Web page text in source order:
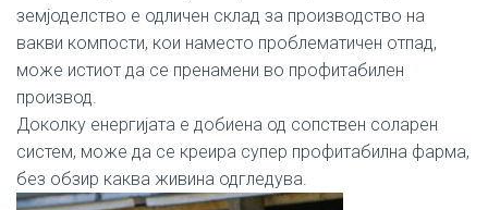
земјоделство е одличен склад за производство на
вакви компости, кои наместо проблематичен отпад,
може истиот да се пренамени во профитабилен
производ.
Доколку енергијата е добиена од сопствен соларен
систем, може да се креира супер профитабилна фарма,
без обзир каква живина одгледува.